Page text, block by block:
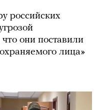
российских
что они поставили
лица»